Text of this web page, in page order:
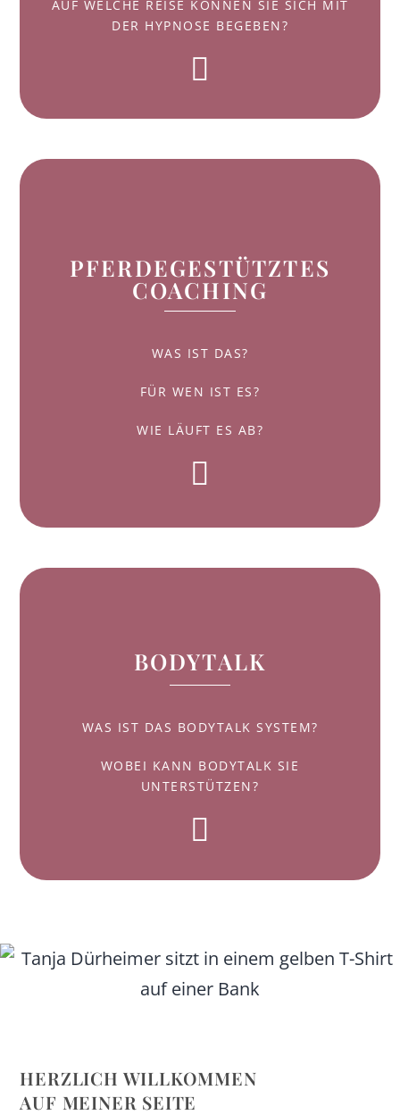
AUF WELCHE REISE KÖNNEN SIE SICH MIT
DER HYPNOSE BEGEBEN?
PFERDEGESTÜTZTES
COACHING
WAS IST DAS?
FÜR WEN IST ES?
WIE LÄUFT ES AB?
BODYTALK
WAS IST DAS BODYTALK SYSTEM?
WOBEI KANN BODYTALK SIE
UNTERSTÜTZEN?
HERZLICH WILLKOMMEN
AUF MEINER SEITE